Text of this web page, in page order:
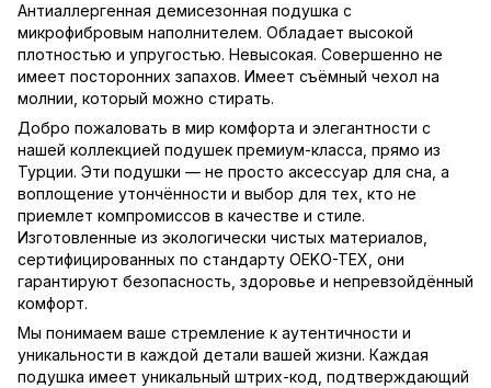
Антиаллергенная демисезонная подушка с
микрофибровым наполнителем. Обладает высокой
плотностью и упругостью. Невысокая. Совершенно не
имеет посторонних запахов. Имеет съёмный чехол на
молнии, который можно стирать.
Добро пожаловать в мир комфорта и элегантности с
нашей коллекцией подушек премиум-класса, прямо из
Турции. Эти подушки — не просто аксессуар для сна, а
воплощение утончённости и выбор для тех, кто не
приемлет компромиссов в качестве и стиле.
Изготовленные из экологически чистых материалов,
сертифицированных по стандарту OEKO-TEX, они
гарантируют безопасность, здоровье и непревзойдённый
комфорт.
Мы понимаем ваше стремление к аутентичности и
уникальности в каждой детали вашей жизни. Каждая
подушка имеет уникальный штрих-код, подтверждающий